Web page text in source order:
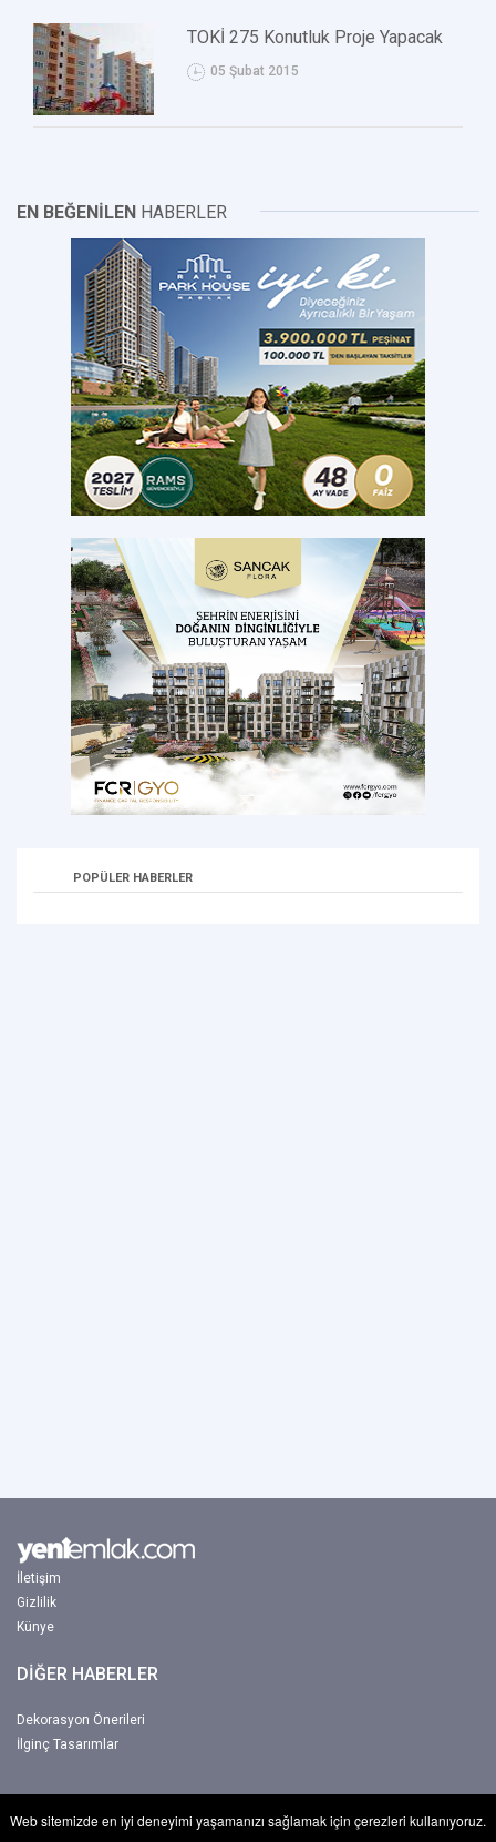
TOKİ 275 Konutluk Proje Yapacak
05 Şubat 2015
EN BEĞENİLEN HABERLER
POPÜLER HABERLER
İletişim
Gizlilik
Künye
DİĞER HABERLER
Dekorasyon Önerileri
İlginç Tasarımlar
Copyright © 2017-2026 Yeniemlak. Tum hakkı Netbu Ltd. Şti'ye aittir.
Web sitemizde en iyi deneyimi yaşamanızı sağlamak için çerezleri kullanıyoruz.